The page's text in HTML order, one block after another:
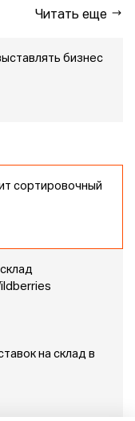
Читать еще
бизнес
сортировочный
на склад в